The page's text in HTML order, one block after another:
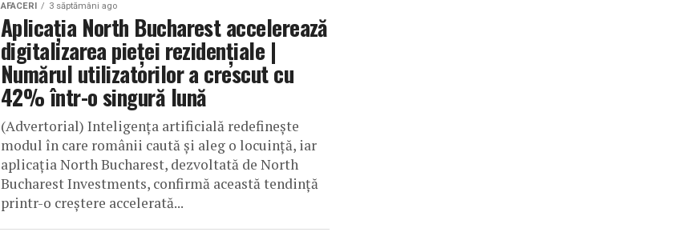
AFACERI 3 săptămâni ago
Aplicația North Bucharest accelerează
digitalizarea pieței rezidențiale |
Numărul utilizatorilor a crescut cu
42% într-o singură lună
(Advertorial) Inteligența artificială redefinește
modul în care românii caută și aleg o locuință, iar
aplicația North Bucharest, dezvoltată de North
Bucharest Investments, confirmă această tendință
printr-o creștere accelerată...